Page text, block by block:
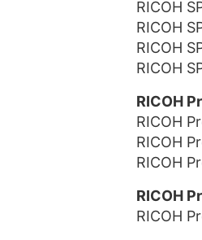
RICOH
RICOH
RICOH
RICOH
RICOH
RICOH
RICOH
RICOH
RICOH
RICOH